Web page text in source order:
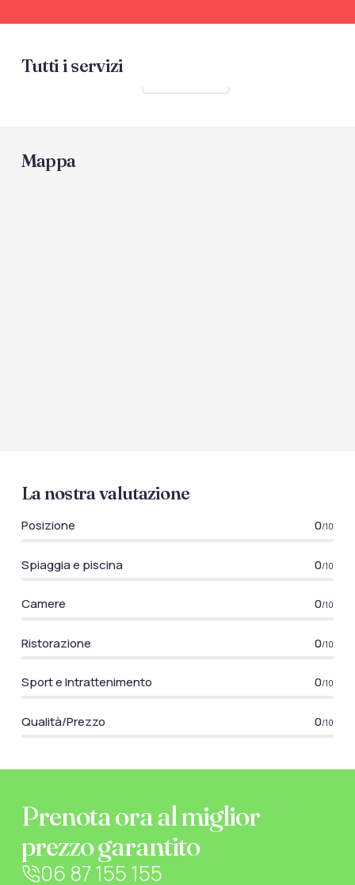
Tutti i servizi
Mappa
La nostra valutazione
Posizione 0/10
Spiaggia e piscina 0/10
Camere 0/10
Ristorazione 0/10
Sport e Intrattenimento 0/10
Qualità/Prezzo 0/10
Prenota ora al miglior
prezzo garantito
06 87 155 155